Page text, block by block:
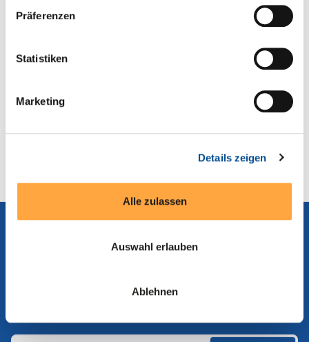
Präferenzen
Statistiken
Marketing
Details zeigen
Alle zulassen
Auswahl erlauben
Ablehnen
* Weitbereichseingang 85-264 VAC (85-305 VAC
Abonnieren Sie unseren Newsletter
Informationen zu Produkten, Technologien und